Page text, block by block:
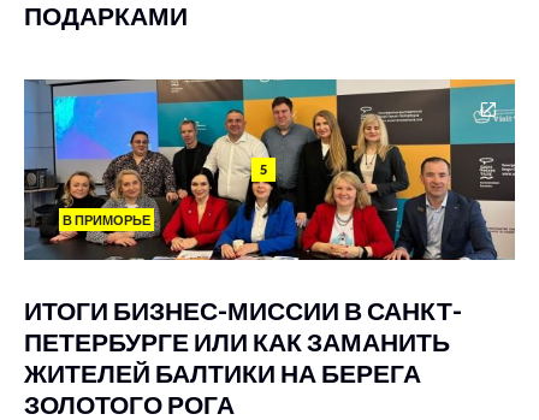
ПОДАРКАМИ
5
В ПРИМОРЬЕ
ИТОГИ БИЗНЕС-МИССИИ В САНКТ-
ПЕТЕРБУРГЕ ИЛИ КАК ЗАМАНИТЬ
ЖИТЕЛЕЙ БАЛТИКИ НА БЕРЕГА
ЗОЛОТОГО РОГА